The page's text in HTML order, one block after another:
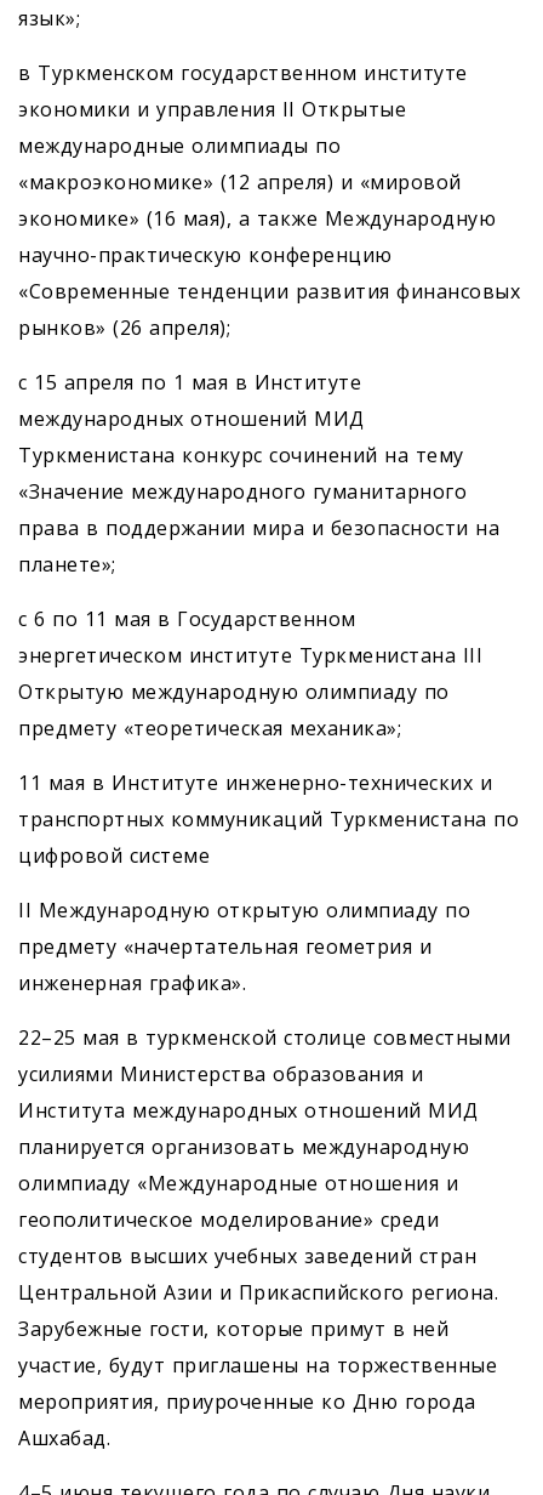
язык»;
в Туркменском государственном институте
экономики и управления II Открытые
международные олимпиады по
«макроэкономике» (12 апреля) и «мировой
экономике» (16 мая), а также Международную
научно-практическую конференцию
«Современные тенденции развития финансовых
рынков» (26 апреля);
с 15 апреля по 1 мая в Институте
международных отношений МИД
Туркменистана конкурс сочинений на тему
«Значение международного гуманитарного
права в поддержании мира и безопасности на
планете»;
с 6 по 11 мая в Государственном
энергетическом институте Туркменистана III
Открытую международную олимпиаду по
предмету «теоретическая механика»;
11 мая в Институте инженерно-технических и
транспортных коммуникаций Туркменистана по
цифровой системе
II Международную открытую олимпиаду по
предмету «начертательная геометрия и
инженерная графика».
22–25 мая в туркменской столице совместными
усилиями Министерства образования и
Института международных отношений МИД
планируется организовать международную
олимпиаду «Международные отношения и
геополитическое моделирование» среди
студентов высших учебных заведений стран
Центральной Азии и Прикаспийского региона.
Зарубежные гости, которые примут в ней
участие, будут приглашены на торжественные
мероприятия, приуроченные ко Дню города
Ашхабад.